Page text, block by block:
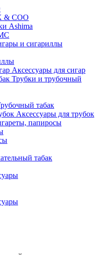
& COO
Ashima
и сигариллы
Аксессуары для сигар
Трубки и трубочный
табак
Аксессуары для трубок
папиросы
табак